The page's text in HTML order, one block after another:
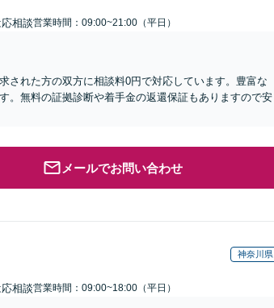
相談営業時間：09:00~21:00（平日）
された方の双方に相談料0円で対応しています。豊富な
。無料の証拠診断や着手金の返還保証もありますので安
メールでお問い合わせ
神奈川県
相談営業時間：09:00~18:00（平日）